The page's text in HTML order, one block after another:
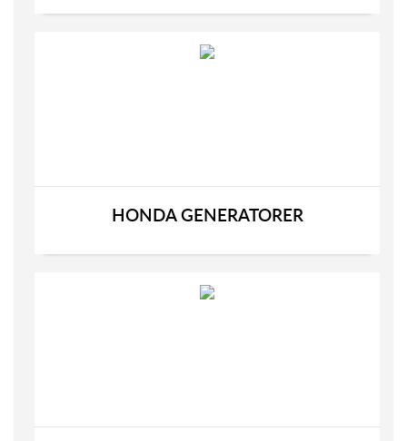
HONDA GENERATORER